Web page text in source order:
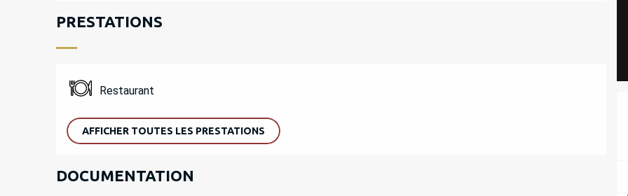
PRESTATIONS
Restaurant
AFFICHER TOUTES LES PRESTATIONS
DOCUMENTATION